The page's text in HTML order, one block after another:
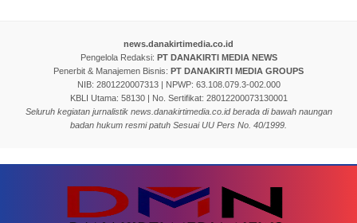
news.danakirtimedia.co.id
Pengelola Redaksi: PT DANAKIRTI MEDIA NEWS
Penerbit & Manajemen Bisnis: PT DANAKIRTI MEDIA GROUPS
NIB: 2801220007313 | NPWP: 63.108.079.3-002.000
KBLI Utama: 58130 | No. Sertifikat: 28012200073130001
Seluruh kegiatan jurnalistik news.danakirtimedia.co.id berada di bawah naungan
badan hukum resmi patuh Sesuai UU Pers No. 40/1999.